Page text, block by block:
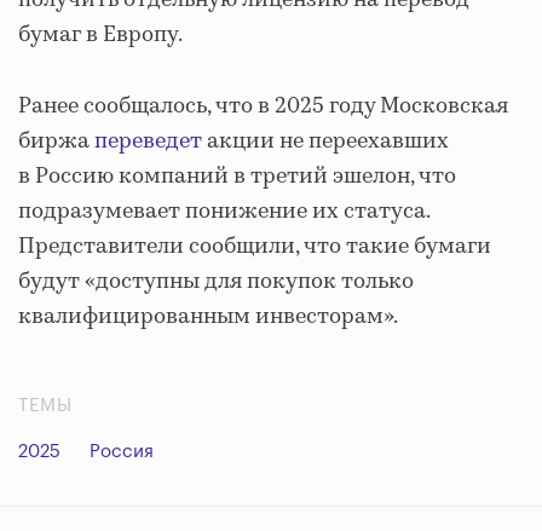
бумаг в Европу.
Ранее сообщалось, что в 2025 году Московская
биржапереведетакции не переехавших
в Россию компаний в третий эшелон, что
подразумевает понижение их статуса.
Представители сообщили, что такие бумаги
будут «доступны для покупок только
квалифицированным инвесторам».
ТЕМЫ
2025 Россия